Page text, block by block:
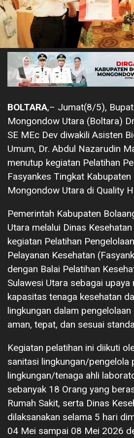
BOLTARA,– Jumat(8/5),
Mongondow Utara (Boltara)
SE MEc Dev diwakili Asisten
Umum, Dr. Abdul Nazarudin
menutup kegiatan Pelatihan
Fasyankes Tingkat Kabupaten
Mongondow Utara di Quality
Pemerintah Kabupaten
Utara melalui Dinas
kegiatan Pelatihan
Pelayanan Kesehatan
dengan Balai Pelatihan
Sulawesi Utara sebagai upaya
kapasitas tenaga kesehatan
lingkungan dalam
aman, tepat, dan sesuai
Kegiatan pelatihan ini diikuti
sanitasi lingkungan/pengelola
lingkungan/tenaga ahli
sebanyak 18 Orang yang
Rumah Sakit, serta Dinas
dilaksanakan selama 5 hari
04 Mei sampai 08 Mei 2026